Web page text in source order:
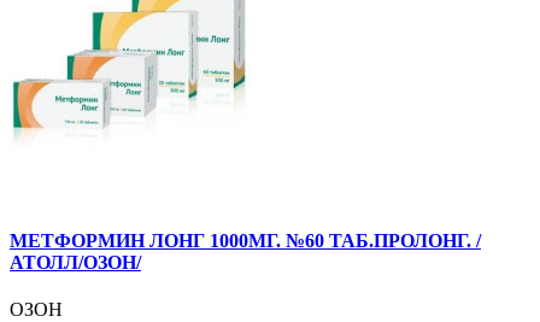
МЕТФОРМИН ЛОНГ 1000МГ. №60 ТАБ.ПРОЛОНГ. /
АТОЛЛ/ОЗОН/
ОЗОН